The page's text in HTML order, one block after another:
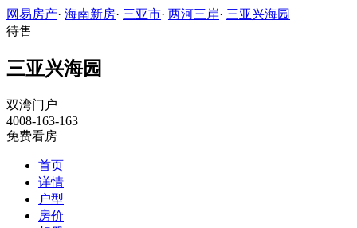
网易房产· 海南新房· 三亚市· 两河三岸· 三亚兴海园
待售
三亚兴海园
双湾门户
4008-163-163
免费看房
首页
详情
户型
房价